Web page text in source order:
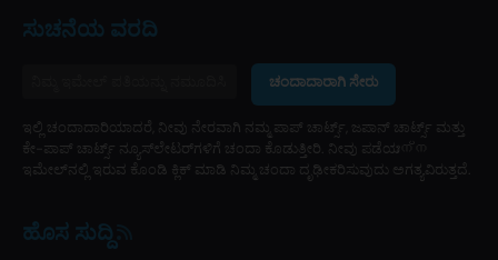
ಸುಚನೆಯ ವರದಿ
ಚಂದಾದಾರಾಗಿ ಸೇರು
ಇಲ್ಲಿ ಚಂದಾದಾರಿಯಾದರೆ, ನೀವು ನೇರವಾಗಿ ನಮ್ಮ ಪಾಪ್ ಚಾರ್ಟ್ಸ್, ಜಪಾನ್ ಚಾರ್ಟ್ಸ್ ಮತ್ತು
ಕೇ-ಪಾಪ್ ಚಾರ್ಟ್ಸ್ ನ್ಯೂಸ್‌ಲೇಟರ್‌ಗಳಿಗೆ ಚಂದಾ ಕೊಡುತ್ತೀರಿ. ನೀವು ಪಡೆಯുന്ന
ಇಮೇಲ್‌ನಲ್ಲಿ ಇರುವ ಕೊಂಡಿ ಕ್ಲಿಕ್ ಮಾಡಿ ನಿಮ್ಮ ಚಂದಾ ದೃಢೀಕರಿಸುವುದು ಅಗತ್ಯವಿರುತ್ತದೆ.
ಹೊಸ ಸುದ್ದಿ